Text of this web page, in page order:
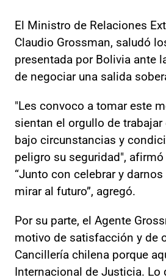
El Ministro de Relaciones
Claudio Grossman, saludó
presentada por Bolivia ante
de negociar una salida
"Les convoco a tomar este
sientan el orgullo de
bajo circunstancias y
peligro su seguridad",
“Junto con celebrar y
mirar al futuro”, agregó.
Por su parte, el Agente
motivo de satisfacción y de
Cancillería chilena porque
Internacional de Justicia. Lo